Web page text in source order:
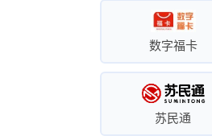
数字福卡
苏民通